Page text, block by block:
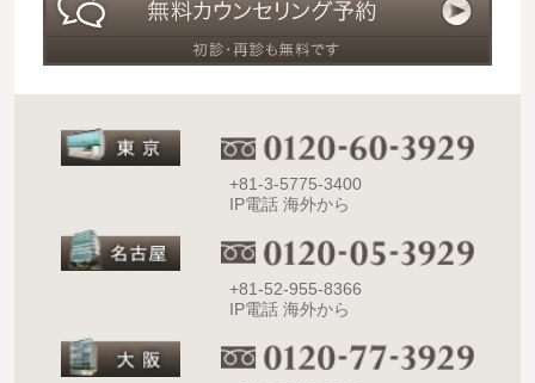
+81-3-5775-3400
IP電話 海外から
+81-52-955-8366
IP電話 海外から